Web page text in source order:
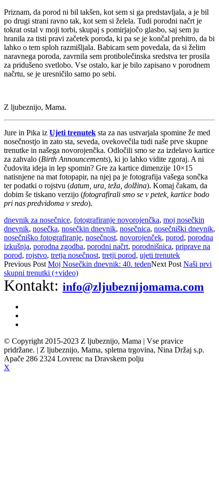
Priznam, da porod ni bil takšen, kot sem si ga predstavljala, a je bil
po drugi strani ravno tak, kot sem si želela. Tudi porodni načrt je
tokrat ostal v moji torbi, skupaj s pomirjajočo glasbo, saj sem ju
hranila za tisti pravi začetek poroda, ki pa se je končal prehitro, da bi
lahko o tem sploh razmišljala. Babicam sem povedala, da si želim
naravnega poroda, zavrnila sem protibolečinska sredstva ter prosila
za pridušeno svetlobo. Vse ostalo, kar je bilo zapisano v porodnem
načrtu, se je uresničilo samo po sebi.
Z ljubeznijo, Mama.
Jure in Pika iz Ujeti trenutek sta za nas ustvarjala spomine že med
nosečnostjo in zato sta, seveda, ovekovečila tudi naše prve skupne
trenutke in našega novorojenčka. Odločili smo se za izdelavo kartice
za zahvalo (Birth Announcements), ki jo lahko vidite zgoraj. A ni
čudovita ideja in lep spomin? Gre za kartice dimenzije 10×15
natisnjene na mat fotopapir, na njej pa je fotografija vašega sončka
ter podatki o rojstvu (datum, ura, teža, dolžina). Komaj čakam, da
dobim še tiskano verzijo (fotografirali smo se v petek, kartice bodo
pri nas predvidoma v sredo).
dnevnik za nosečnice, fotografiranje novorojenčka, moj nosečkin
dnevnik, nosečka, nosečkin dnevnik, nosečnica, nosečniški dnevnik,
nosečniško fotografiranje, nosečnost, novorojenček, porod, porodna
izkušnja, porodna zgodba, porodni načrt, porodnišnica, priprave na
porod, rojstvo, tretja nosečnost, tretji porod, ujeti trenutek
Previous Post Moj Nosečkin dnevnik: 40. tedenNext Post Naši prvi
skupni trenutki (+video)
Kontakt: info@zljubeznijomama.com
© Copyright 2015-2023 Z ljubeznijo, Mama | Vse pravice
pridržane. | Z ljubeznijo, Mama, spletna trgovina, Nina Držaj s.p.
Apače 286 2324 Lovrenc na Dravskem polju
X